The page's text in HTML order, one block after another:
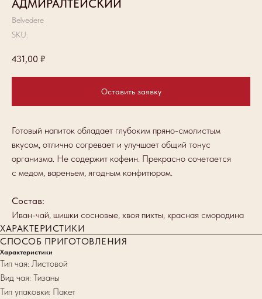
АДМИРАЛТЕЙСКИЙ
Belvedere
SKU:
431,00 ₽
Оставить заявку
Готовый напиток обладает глубоким пряно-смолистым
вкусом, отлично согревает и улучшает общий тонус
организма. Не содержит кофеин. Прекрасно сочетается
с медом, вареньем, ягодным конфитюром.
Состав:
Иван-чай, шишки сосновые, хвоя пихты, красная смородина
ХАРАКТЕРИСТИКИ
СПОСОБ ПРИГОТОВЛЕНИЯ
Характеристики
Тип чая: Листовой
Вид чая: Тизаны
Тип упаковки: Пакет